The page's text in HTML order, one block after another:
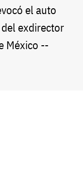
el auto
exdirector
México --